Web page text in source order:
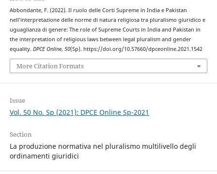
Abbondante, F. (2022). Il ruolo delle Corti Supreme in India e Pakistan
nell’interpretazione delle norme di natura religiosa tra pluralismo giuridico e
uguaglianza di genere: The role of Supreme Courts in India and Pakistan in
the interpretation of religious laws between legal pluralism and gender
equality. DPCE Online, 50(Sp). https://doi.org/10.57660/dpceonline.2021.1542
More Citation Formats
Issue
Vol. 50 No. Sp (2021): DPCE Online Sp-2021
Section
La produzione normativa nel pluralismo multilivello degli
ordinamenti giuridici